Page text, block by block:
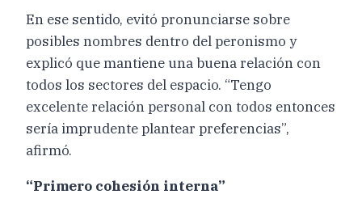
En ese sentido, evitó pronunciarse sobre
posibles nombres dentro del peronismo y
explicó que mantiene una buena relación con
todos los sectores del espacio. “Tengo
excelente relación personal con todos entonces
sería imprudente plantear preferencias”,
afirmó.
“Primero cohesión interna”